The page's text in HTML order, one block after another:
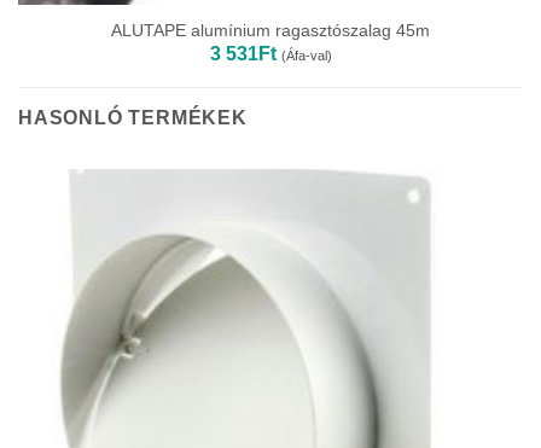
ALUTAPE alumínium ragasztószalag 45m
3 531Ft (Áfa-val)
HASONLÓ TERMÉKEK